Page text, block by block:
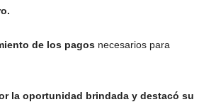
de los pagosnecesarios para
la oportunidad brindada y destacó su